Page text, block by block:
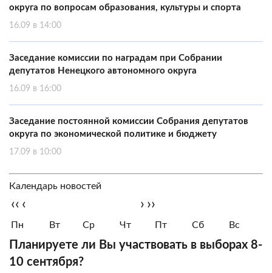
округа по вопросам образования, культуры и спорта
16.09 в 14:00
Заседание комиссии по наградам при Собрании
депутатов Ненецкого автономного округа
16.09 в 16:00
Заседание постоянной комиссии Собрания депутатов
округа по экономической политике и бюджету
17.09 в 10:00
Календарь новостей
‹‹ ‹ › ››
Пн Вт Ср Чт Пт Сб Вс
Планируете ли Вы участвовать в выборах 8-
10 сентября?